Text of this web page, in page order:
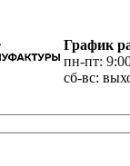
График
пн-пт:
сб-вс: